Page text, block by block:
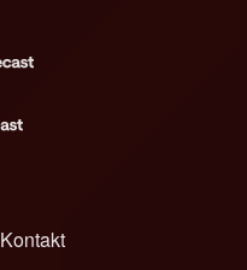
Kontakt